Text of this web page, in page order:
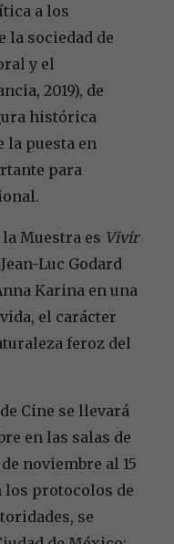
a los
la sociedad de
y el
2019), de
histórica
la puesta en
para
Muestra es Vivir
Luc Godard
Karina en una
el carácter
feroz del
Cine se llevará
en las salas de
noviembre al 15
los protocolos de
se